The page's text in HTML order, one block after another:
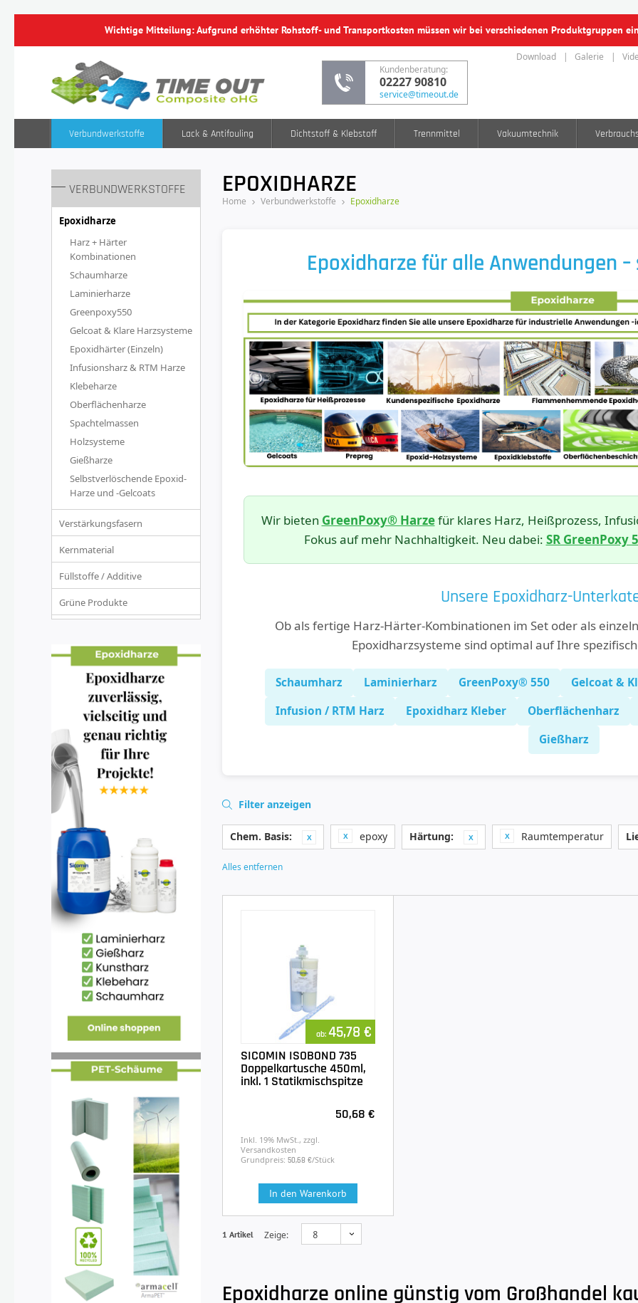
Wichtige Mitteilung: Aufgrund erhöhter Rohstoff- und Transportkosten müssen wir bei verschiedenen Produktgruppen
Kundenberatung:
02227 90810
service@timeout.de
Download Galerie
Verbundwerkstoffe Lack & Antifouling Dichtstoff & Klebstoff Trennmittel Vakuumtechnik
VERBUNDWERKSTOFFE
Epoxidharze
Harz + Härter
Kombinationen
Schaumharze
Laminierharze
Greenpoxy550
Gelcoat & Klare Harzsysteme
Epoxidhärter (Einzeln)
Infusionsharz & RTM Harze
Klebeharze
Oberflächenharze
Spachtelmassen
Holzsysteme
Gießharze
Selbstverlöschende Epoxid-
Harze und -Gelcoats
Verstärkungsfasern
Kernmaterial
Füllstoffe / Additive
Grüne Produkte
EPOXIDHARZE
Home Verbundwerkstoffe Epoxidharze
Epoxidharze für alle Anwendungen
Wir bieten GreenPoxy® Harzefür klares Harz, Heißprozess,
Fokus auf mehr Nachhaltigkeit. Neu dabei: SR GreenPoxy
Unsere Epoxidharz-
Ob als fertige Harz-Härter-Kombinationen im Set oder als
Epoxidharzsysteme sind optimal auf Ihre
Schaumharz Laminierharz GreenPoxy® 550 Gelcoat &
Infusion / RTM Harz
Epoxidharz Kleber Oberflächenharz
Gießharz
Filter anzeigen
Chem. Basis: epoxy Härtung: Raumtemperatur
Alles entfernen
ab: 45,78 €
SICOMIN ISOBOND 735
Doppelkartusche 450ml,
inkl. 1 Statikmischspitze
50,68 €
Inkl. 19% MwSt., zzgl.
Versandkosten
Grundpreis: 50,68 €/Stück
In den Warenkorb
1 Artikel Zeige
Epoxidharze online günstig vom Großhandel